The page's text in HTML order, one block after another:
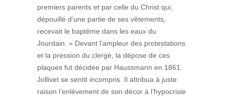
premiers parents et par celle du Christ qui,
dépouillé d’une partie de ses vêtements,
recevait le baptême dans les eaux du
Jourdain. » Devant l’ampleur des protestations
et la pression du clergé, la dépose de ces
plaques fut décidée par Haussmann en 1861.
Jollivet se sentit incompris. Il attribua à juste
raison l’enlèvement de son décor à l’hypocrisie